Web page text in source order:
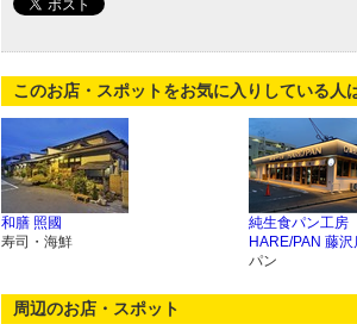
このお店・スポットをお気に入りしている人
和膳 照國
寿司・海鮮
純生食パン工房
HARE/PAN 藤沢
パン
周辺のお店・スポット